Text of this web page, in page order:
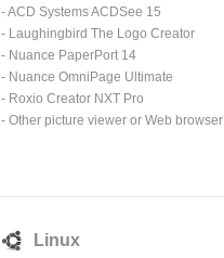
- ACD Systems ACDSee 15
- Laughingbird The Logo Creator
- Nuance PaperPort 14
- Nuance OmniPage Ultimate
- Roxio Creator NXT Pro
- Other picture viewer or Web browser
Linux